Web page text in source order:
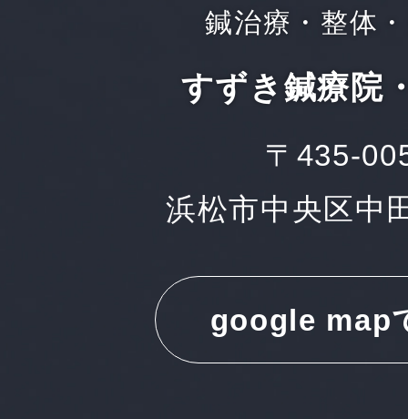
鍼治療・整体
すずき鍼療院
〒435-
浜松市中央区中
google map